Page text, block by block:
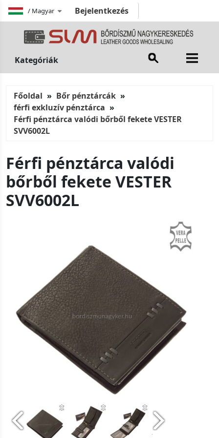
/ Magyar Bejelentkezés
Kategóriák
Főoldal
Bőr pénztárcák
férfi exkluzív pénztárca
Férfi pénztárca valódi bőrből fekete VESTER
SVV6002L
Férfi pénztárca valódi
bőrből fekete VESTER
SVV6002L